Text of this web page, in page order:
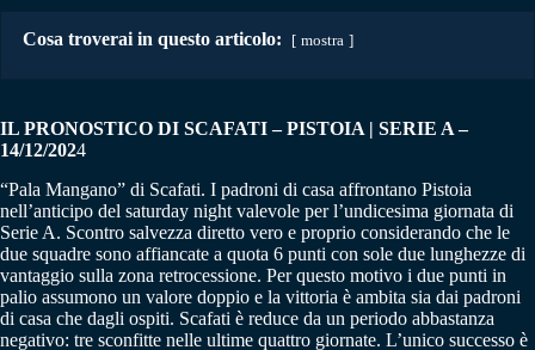
Cosa troverai in questo articolo: mostra
IL PRONOSTICO DI SCAFATI – PISTOIA | SERIE A –
14/12/2024
“Pala Mangano” di Scafati. I padroni di casa affrontano Pistoia
nell’anticipo del saturday night valevole per l’undicesima giornata di
Serie A. Scontro salvezza diretto vero e proprio considerando che le
due squadre sono affiancate a quota 6 punti con sole due lunghezze di
vantaggio sulla zona retrocessione. Per questo motivo i due punti in
palio assumono un valore doppio e la vittoria è ambita sia dai padroni
di casa che dagli ospiti. Scafati è reduce da un periodo abbastanza
negativo: tre sconfitte nelle ultime quattro giornate. L’unico successo è